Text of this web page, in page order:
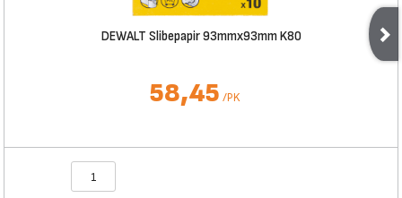
DEWALT Slibepapir 93mmx93mm K80
58,45 /PK